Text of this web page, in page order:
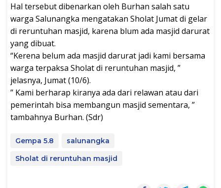
Hal tersebut dibenarkan oleh Burhan salah satu
warga Salunangka mengatakan Sholat Jumat di gelar
di reruntuhan masjid, karena blum ada masjid darurat
yang dibuat.
“Kerena belum ada masjid darurat jadi kami bersama
warga terpaksa Sholat di reruntuhan masjid, ”
jelasnya, Jumat (10/6).
” Kami berharap kiranya ada dari relawan atau dari
pemerintah bisa membangun masjid sementara, ”
tambahnya Burhan. (Sdr)
Gempa 5.8
salunangka
Sholat di reruntuhan masjid